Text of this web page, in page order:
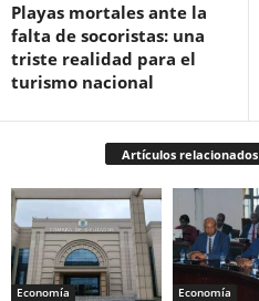
‎Playas mortales ante la
falta de socoristas: una
triste realidad para el
turismo nacional‎
Artículos relacionados
Economía Economía